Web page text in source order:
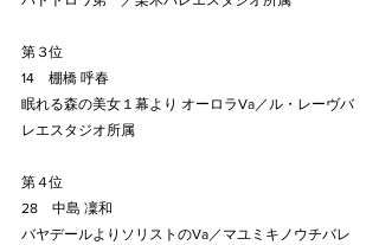
第３位
14　棚橋 呼春
眠れる森の美女１幕より オーロラVa／ル・レーヴバ
レエスタジオ所属
第４位
28　中島 凜和
バヤデールよりソリストのVa／マユミキノウチバレ